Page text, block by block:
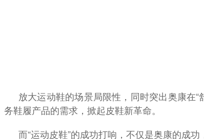
放大运动鞋的场景局限性，同时突出奥康在
务鞋履产品的需求，掀起皮鞋新革命。
而“运动皮鞋”的成功打响，不仅是奥康的成功